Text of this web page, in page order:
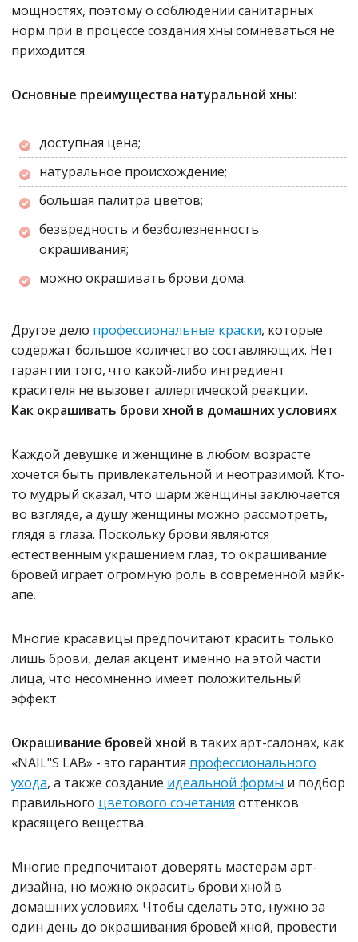
мощностях, поэтому о соблюдении санитарных
норм при в процессе создания хны сомневаться не
приходится.
Основные преимущества натуральной хны:
доступная цена;
натуральное происхождение;
большая палитра цветов;
безвредность и безболезненность
окрашивания;
можно окрашивать брови дома.
Другое дело профессиональные краски, которые
содержат большое количество составляющих. Нет
гарантии того, что какой-либо ингредиент
красителя не вызовет аллергической реакции.
Как окрашивать брови хной в домашних условиях
Каждой девушке и женщине в любом возрасте
хочется быть привлекательной и неотразимой. Кто-
то мудрый сказал, что шарм женщины заключается
во взгляде, а душу женщины можно рассмотреть,
глядя в глаза. Поскольку брови являются
естественным украшением глаз, то окрашивание
бровей играет огромную роль в современной мэйк-
апе.
Многие красавицы предпочитают красить только
лишь брови, делая акцент именно на этой части
лица, что несомненно имеет положительный
эффект.
Окрашивание бровей хной в таких арт-салонах, как
«NAIL"S LAB» - это гарантия профессионального
ухода, а также создание идеальной формы и подбор
правильного цветового сочетания оттенков
красящего вещества.
Многие предпочитают доверять мастерам арт-
дизайна, но можно окрасить брови хной в
домашних условиях. Чтобы сделать это, нужно за
один день до окрашивания бровей хной, провести